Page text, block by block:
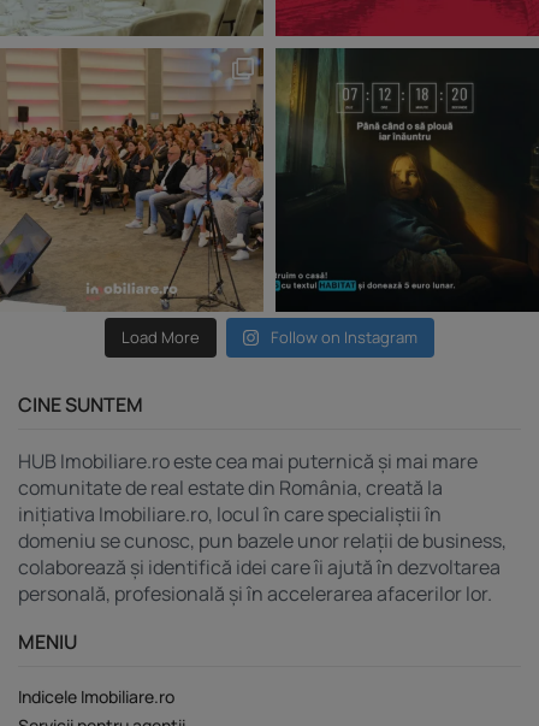
Load More Follow on Instagram
CINE SUNTEM
HUB Imobiliare.ro este cea mai puternică și mai mare
comunitate de real estate din România, creată la
inițiativa Imobiliare.ro, locul în care specialiștii în
domeniu se cunosc, pun bazele unor relații de business,
colaborează și identifică idei care îi ajută în dezvoltarea
personală, profesională și în accelerarea afacerilor lor.
MENIU
Indicele Imobiliare.ro